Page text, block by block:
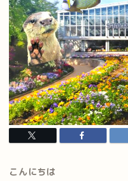
こんにちは